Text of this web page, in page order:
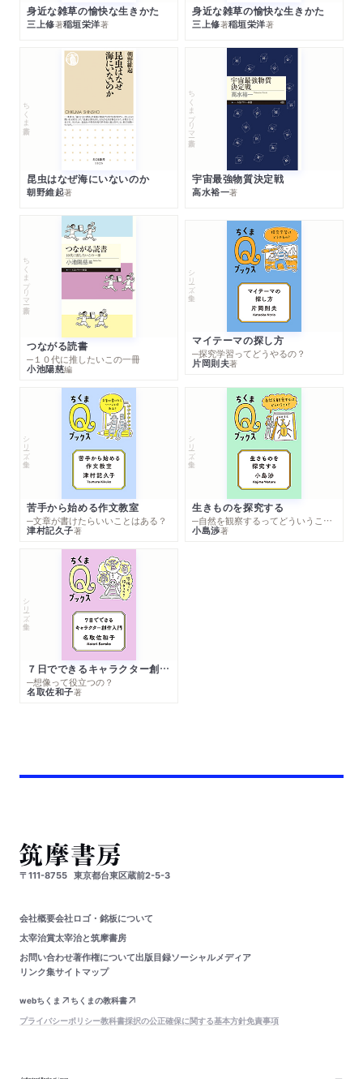
身近な雑草の愉快な生きかた
三上修著稲垣栄洋著
身近な雑草の愉快な生きかた
三上修著稲垣栄洋著
ちくま新書
昆虫はなぜ海にいないのか
朝野維起著
ちくまプリマー新書
宇宙最強物質決定戦
高水裕一著
ちくまプリマー新書
つながる読書
─１０代に推したいこの一冊
小池陽慈編
シリーズ・全集
マイテーマの探し方
─探究学習ってどうやるの？
片岡則夫著
シリーズ・全集
苦手から始める作文教室
─文章が書けたらいいことはある？
津村記久子著
シリーズ・全集
生きものを探究する
─自然を観察するってどういうこと？
小島渉著
シリーズ・全集
７日でできるキャラクター創作入門
─想像って役立つの？
名取佐和子著
〒111-8755 東京都台東区蔵前2-5-3
会社概要会社ロゴ・銘板について
太宰治賞太宰治と筑摩書房
お問い合わせ著作権について出版目録ソーシャルメディア
リンク集サイトマップ
webちくま
ちくまの教科書
プライバシーポリシー教科書採択の公正確保に関する基本方針免責事項